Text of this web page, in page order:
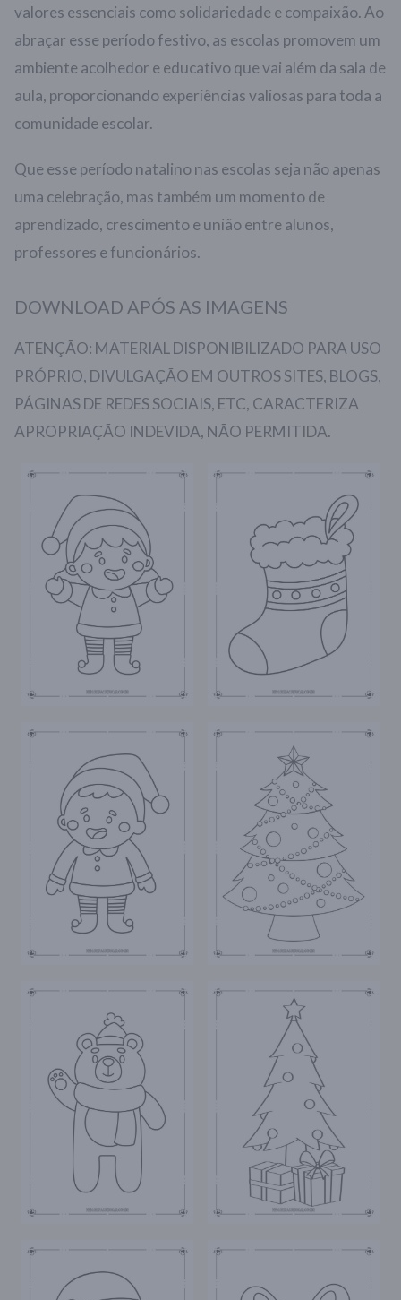
valores essenciais como solidariedade e compaixão. Ao
abraçar esse período festivo, as escolas promovem um
ambiente acolhedor e educativo que vai além da sala de
aula, proporcionando experiências valiosas para toda a
comunidade escolar.
Que esse período natalino nas escolas seja não apenas
uma celebração, mas também um momento de
aprendizado, crescimento e união entre alunos,
professores e funcionários.
DOWNLOAD APÓS AS IMAGENS
ATENÇÃO: MATERIAL DISPONIBILIZADO PARA USO
PRÓPRIO, DIVULGAÇÃO EM OUTROS SITES, BLOGS,
PÁGINAS DE REDES SOCIAIS, ETC, CARACTERIZA
APROPRIAÇÃO INDEVIDA, NÃO PERMITIDA.